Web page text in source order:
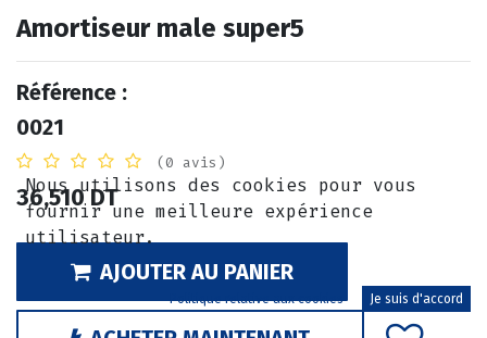
Amortiseur male super5
Référence :
0021
(0 avis)
36,510DT
AJOUTER AU PANIER
Nous utilisons des cookies pour vous
fournir une meilleure expérience
utilisateur.
Politique relative aux cookies Je suis d'accord